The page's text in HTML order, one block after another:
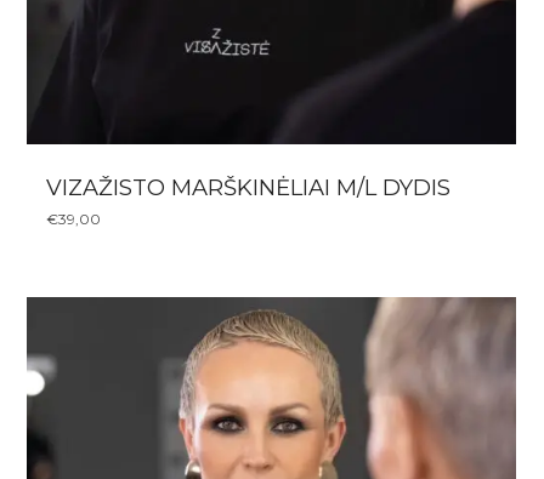
VIZAŽISTO MARŠKINĖLIAI M/L DYDIS
€39,00